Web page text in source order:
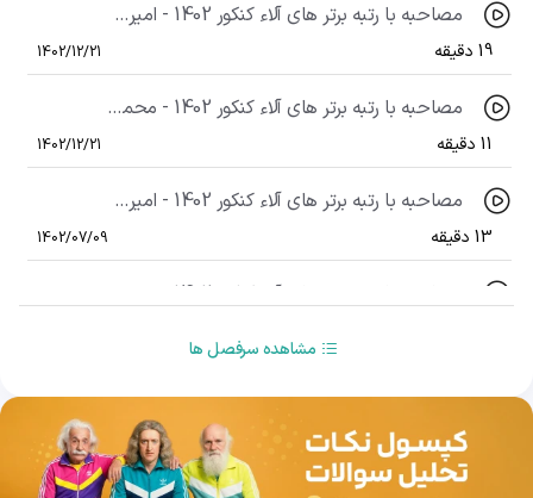
مصاحبه با رتبه برتر های آلاء کنکور 1402 - امیرعلی گودرزی رتبه 361 منطقه 2 کنکور تجربی 1402
19 دقیقه 1402/12/21
مصاحبه با رتبه برتر های آلاء کنکور 1402 - محمدحسین احمدی نژاد رتبه 325 منطقه 2 کنکور ریاضی 1402
11 دقیقه 1402/12/21
مصاحبه با رتبه برتر های آلاء کنکور 1402 - امیرحسین اشرفیان رتبه 250 منطقه 2 کنکور ریاضی 1402
13 دقیقه 1402/07/09
1402/07/09
مصاحبه با رتبه برتر های آلاء کنکور 1402 - ابوالفضل امین زاده رتبه 558 منطقه 1 کنکور ریاضی 1402
مشاهده سرفصل ها